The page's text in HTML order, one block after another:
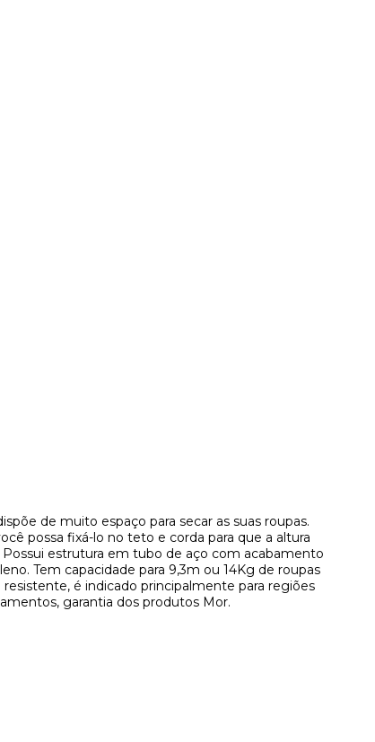
de muito espaço para secar as suas roupas.
possa fixá-lo no teto e corda para que a altura
estrutura em tubo de aço com acabamento
Tem capacidade para 9,3m ou 14Kg de roupas
é indicado principalmente para regiões
garantia dos produtos Mor.